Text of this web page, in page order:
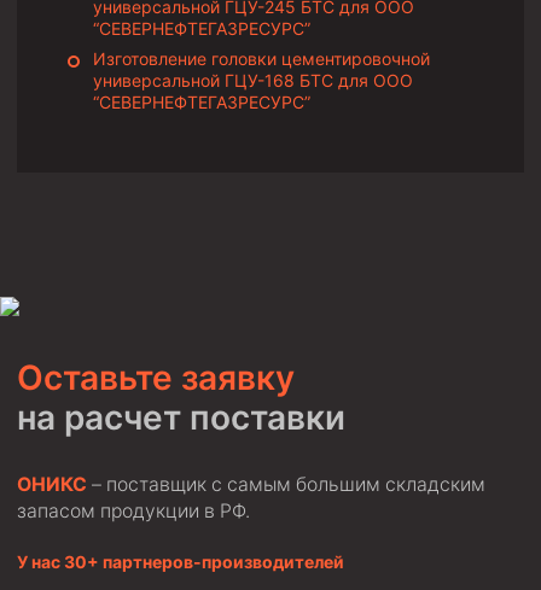
Муфта БТС 146
Муфта ОТТМ 245
Муфта ОТТМ 324
Муфта ОТТГ 114
Буровое оборудование
Фонтанная и запорная арматура
Оборудование для трубопроводов и манифольдов
универсальной ГЦУ-245 БТС для ООО
“СЕВЕРНЕФТЕГАЗРЕСУРС”
Изготовление головки цементировочной
универсальной ГЦУ-168 БТС для ООО
“СЕВЕРНЕФТЕГАЗРЕСУРС”
Оставьте заявку
на расчет поставки
ОНИКС – поставщик с самым большим складским
запасом продукции в РФ.
У нас 30+ партнеров-производителей